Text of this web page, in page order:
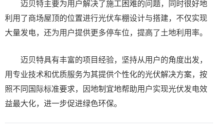
迈贝特主要为用户解决了施工困难的问题，同时很好地
利用了商场屋顶的位置进行光伏车棚设计与搭建，不仅实现
大量发电，还为用户提供更多停车位，提高了土地利用率。
迈贝特具有丰富的项目经验，坚持从用户的角度出发，
用专业技术和优质服务为其提供个性化的光伏解决方案，按
照不同国际标准要求，因地制宜地帮助用户实现光伏发电效
益最大化，进一步促进绿色环保。